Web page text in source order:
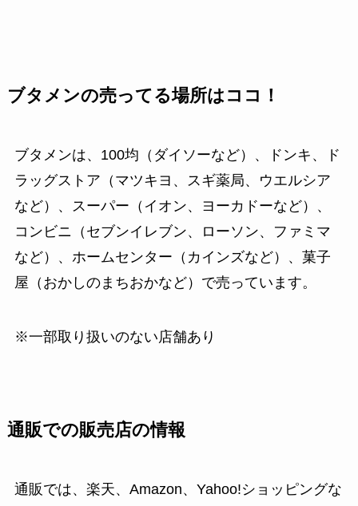
ブタメンの売ってる場所はココ！
ブタメンは、100均（ダイソーなど）、ドンキ、ド
ラッグストア（マツキヨ、スギ薬局、ウエルシア
など）、スーパー（イオン、ヨーカドーなど）、
コンビニ（セブンイレブン、ローソン、ファミマ
など）、ホームセンター（カインズなど）、菓子
屋（おかしのまちおかなど）で売っています。
※一部取り扱いのない店舗あり
通販での販売店の情報
通販では、楽天、Amazon、Yahoo!ショッピングな